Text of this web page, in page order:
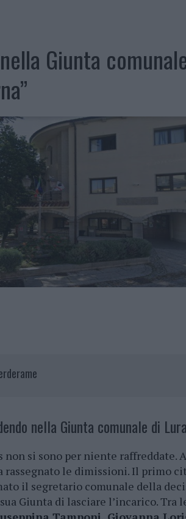
Giunta
nella Giunta comunale di
non si sono per niente raffreddate.
rassegnato le dimissioni. Il primo
il segretario comunale della
Giunta di lasciare l’incarico. Tra